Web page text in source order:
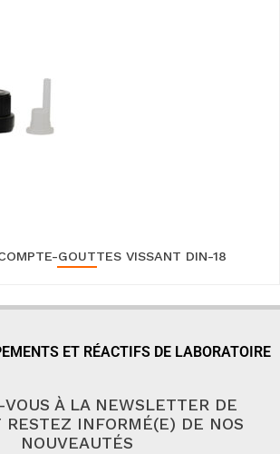
GOUTTES VISSANT DIN-18
ET RÉACTIFS DE LABORATOIRE
À LA NEWSLETTER DE
RESTEZ INFORMÉ(E) DE NOS
NOUVEAUTÉS